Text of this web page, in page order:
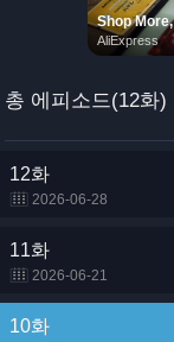
총 에피소드(12화)
12화
2026-06-28
11화
2026-06-21
10화